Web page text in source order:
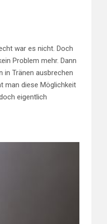
war es nicht. Doch
Problem mehr. Dann
in Tränen ausbrechen
man diese Möglichkeit
eigentlich